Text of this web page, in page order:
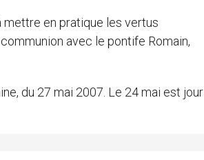
mettre en pratique les vertus
avec le pontife Romain,
du 27 mai 2007. Le 24 mai est jour